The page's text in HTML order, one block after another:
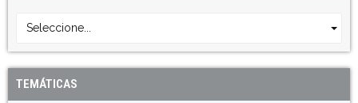
Seleccione...
TEMÁTICAS